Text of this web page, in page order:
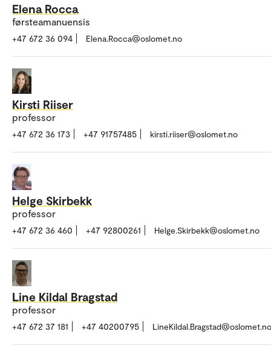
Elena Rocca
førsteamanuensis
+47 672 36 094 Elena.Rocca@oslomet.no
Kirsti Riiser
professor
+47 672 36 173 +47 91757485 kirsti.riiser@oslomet.no
Helge Skirbekk
professor
+47 672 36 460 +47 92800261 Helge.Skirbekk@oslomet.no
Line Kildal Bragstad
professor
+47 672 37 181 +47 40200795 LineKildal.Bragstad@oslomet.no